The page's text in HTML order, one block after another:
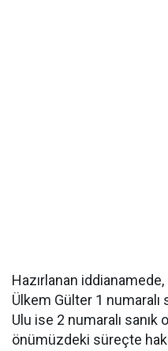
Hazırlanan iddianamede,
Ülkem Gülter 1 numaralı
Ulu ise 2 numaralı sanık
önümüzdeki süreçte